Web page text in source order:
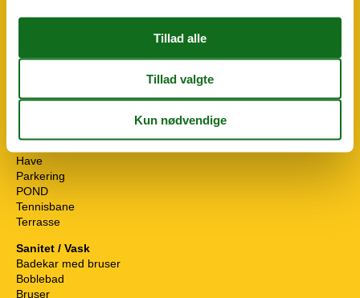
Køleskab - Fryser
Ovn
Have
Parkering
POND
Tennisbane
Terrasse
Sanitet / Vask
Badekar med bruser
Boblebad
Bruser